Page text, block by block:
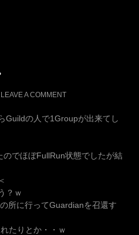
LEAVE A COMMENT
Guildの人で1Groupが出来てし
でほぼFullRun状態でしたが結
？ｗ
所に行ってGuardianを召還す
たりとか・・ｗ